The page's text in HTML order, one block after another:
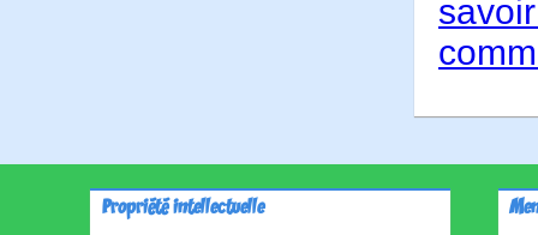
Propriété intellectuelle